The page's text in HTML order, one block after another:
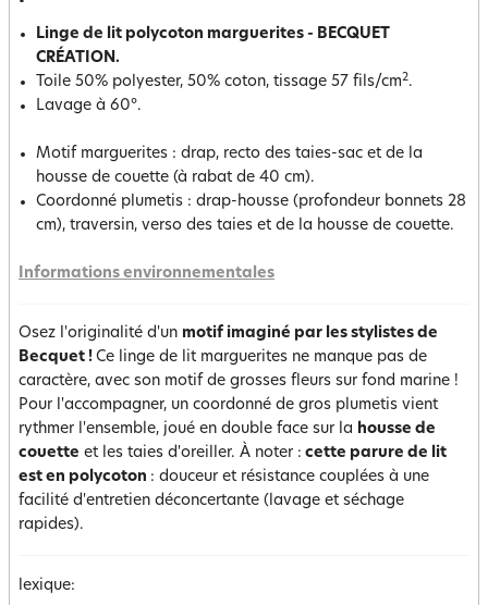
Linge de lit polycoton marguerites - BECQUET
CRÉATION.
Toile 50% polyester, 50% coton, tissage 57 fils/cm2.
Lavage à 60°.
Motif marguerites : drap, recto des taies-sac et de la
housse de couette (à rabat de 40 cm).
Coordonné plumetis : drap-housse (profondeur bonnets 28
cm), traversin, verso des taies et de la housse de couette.
Informations environnementales
Osez l'originalité d'un motif imaginé par les stylistes de
Becquet ! Ce linge de lit marguerites ne manque pas de
caractère, avec son motif de grosses fleurs sur fond marine !
Pour l'accompagner, un coordonné de gros plumetis vient
rythmer l'ensemble, joué en double face sur la housse de
couette et les taies d'oreiller. À noter : cette parure de lit
est en polycoton : douceur et résistance couplées à une
facilité d'entretien déconcertante (lavage et séchage
rapides).
lexique: